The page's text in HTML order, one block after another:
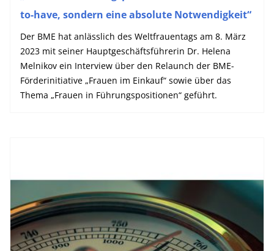
to-have, sondern eine absolute Notwendigkeit“
Der BME hat anlässlich des Weltfrauentags am 8. März
2023 mit seiner Hauptgeschäftsführerin Dr. Helena
Melnikov ein Interview über den Relaunch der BME-
Förderinitiative „Frauen im Einkauf“ sowie über das
Thema „Frauen in Führungspositionen“ geführt.